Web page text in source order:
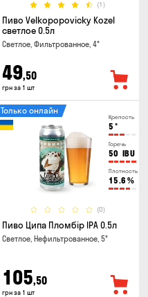
(1)
Пиво Velkopopovicky Kozel
светлое 0.5л
Светлое, Фильтрованное, 4°
49,50
грн за 1 шт
Крепость
5 °
Горечь
50 IBU
Плотность
15.6 %
(0)
Только онлайн
Пиво Ципа Пломбір IPA 0.5л
Светлое, Нефильтрованное, 5°
105,50
грн за 1 шт